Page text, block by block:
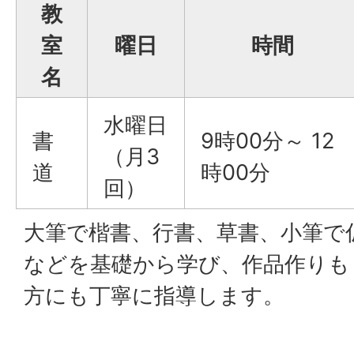
教
室
名
曜日 時間
書
道
水曜日
（月3
回）
9時00分～ 12
時00分
大筆で楷書、行書、草書、小筆
などを基礎から学び、作品作り
方にも丁寧に指導します。